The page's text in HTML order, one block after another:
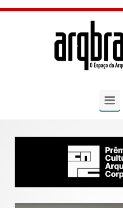
Skip to main content